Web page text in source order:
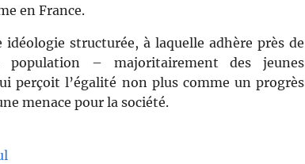
en France.
idéologie structurée, à laquelle adhère près de
– majoritairement des jeunes
perçoit l’égalité non plus comme un progrès
menace pour la société.